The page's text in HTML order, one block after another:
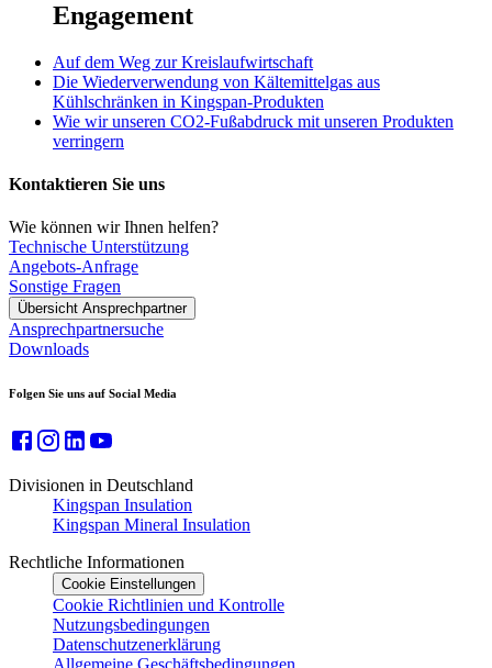
Engagement
Auf dem Weg zur Kreislaufwirtschaft
Die Wiederverwendung von Kältemittelgas aus
Kühlschränken in Kingspan-Produkten
Wie wir unseren CO2-Fußabdruck mit unseren Produkten
verringern
Kontaktieren Sie uns
Wie können wir Ihnen helfen?
Technische Unterstützung
Angebots-Anfrage
Sonstige Fragen
Übersicht Ansprechpartner
Ansprechpartnersuche
Downloads
Folgen Sie uns auf Social Media
Divisionen in Deutschland
Kingspan Insulation
Kingspan Mineral Insulation
Rechtliche Informationen
Cookie Einstellungen
Cookie Richtlinien und Kontrolle
Nutzungsbedingungen
Datenschutzenerklärung
Allgemeine Geschäftsbedingungen